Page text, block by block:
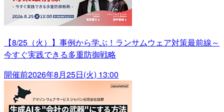
【8/25（火）】事例から学ぶ！ランサムウェア対策最前線～
今すぐ実践できる多重防御戦略
開催前2026年8月25日(火) 13:00